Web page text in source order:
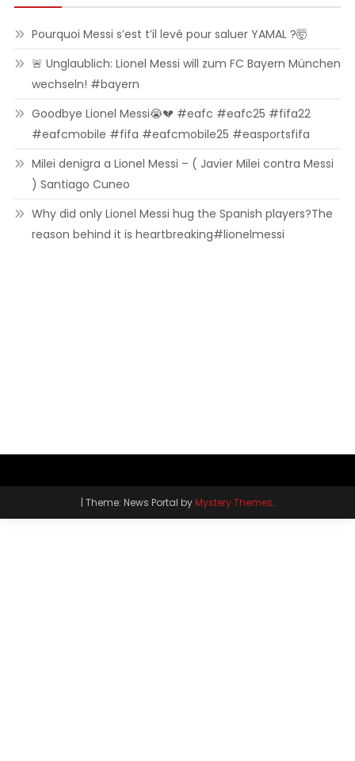
Pourquoi Messi s’est t’il levé pour saluer YAMAL ?🤯
🚨 Unglaublich: Lionel Messi will zum FC Bayern München
wechseln! #bayern
Goodbye Lionel Messi😭💔 #eafc #eafc25 #fifa22
#eafcmobile #fifa #eafcmobile25 #easportsfifa
Milei denigra a Lionel Messi – ( Javier Milei contra Messi
) Santiago Cuneo
Why did only Lionel Messi hug the Spanish players?The
reason behind it is heartbreaking#lionelmessi
| Theme: News Portal byMystery Themes.